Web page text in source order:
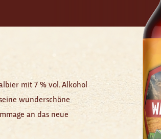
mit 7 % vol. Alkohol
wunderschöne
an das neue